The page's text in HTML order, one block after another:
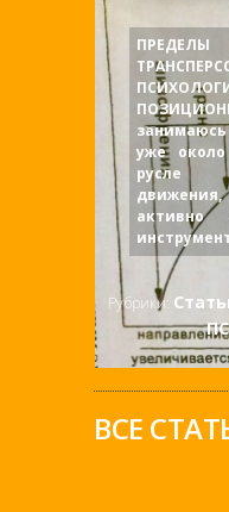
ПРЕДЕЛЫ
уже
русле
движения,
активно
Рубрики:
ВСЕ